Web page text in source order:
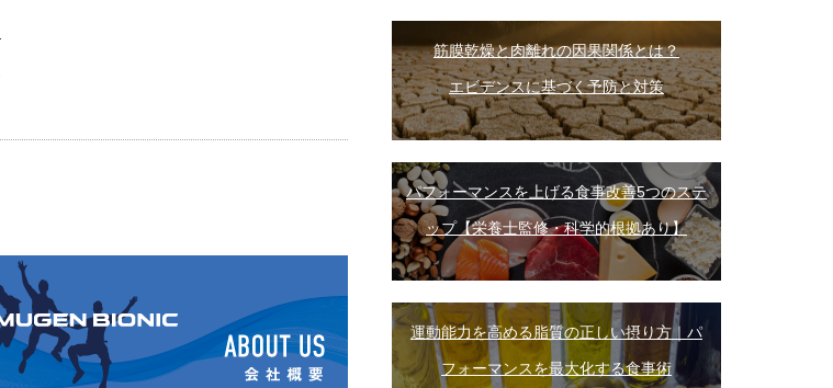
筋膜乾燥と肉離れの因果関係とは？
エビデンスに基づく予防と対策
パフォーマンスを上げる食事改善5つのステ
ップ【栄養士監修・科学的根拠あり】
運動能力を高める脂質の正しい摂り方｜パ
フォーマンスを最大化する食事術